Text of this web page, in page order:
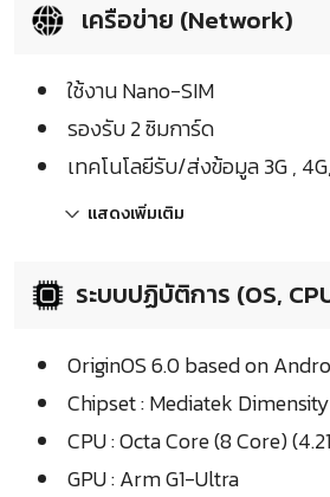
เครือข่าย (Network)
ใช้งาน Nano-SIM
รองรับ 2 ซิมการ์ด
เทคโนโลยีรับ/ส่งข้อมูล 3G ,
แสดงเพิ่มเติม
ระบบปฏิบัติการ (OS,
OriginOS 6.0 based on
Chipset : Mediatek
CPU : Octa Core (8 Core)
GPU : Arm G1-Ultra